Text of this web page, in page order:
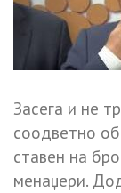
Засега и не
соодветно
ставен на
менаџери.